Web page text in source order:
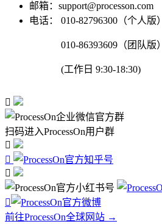
邮箱：support@processon.com
电话：
010-82796300（个人版）
010-86393609（团队版）
(工作日 9:30-18:30)

扫码进入ProcessOn用户群




前往ProcessOn全球网站 →